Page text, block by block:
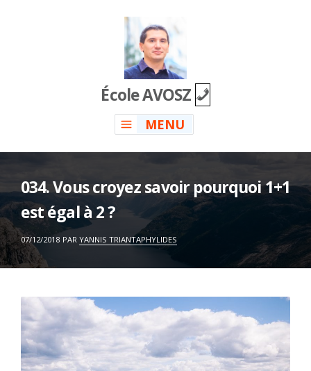
École AVOSZ
MENU
034. Vous croyez savoir pourquoi 1+1
est égal à 2 ?
ON
07/12/2018 PAR YANNIS TRIANTAPHYLIDES